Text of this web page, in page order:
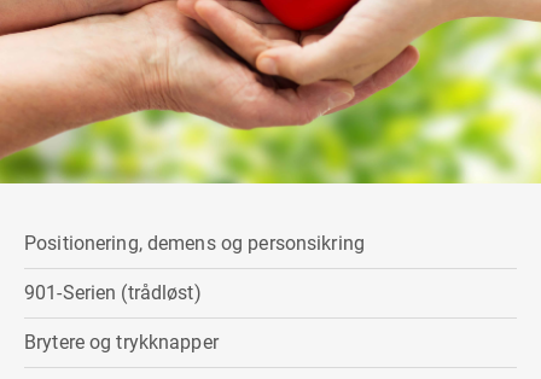
Positionering, demens og personsikring
901-Serien (trådløst)
Brytere og trykknapper